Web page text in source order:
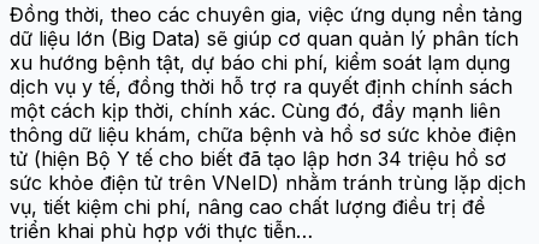
Đồng thời, theo các chuyên gia, việc ứng dụng nền tảng
dữ liệu lớn (Big Data) sẽ giúp cơ quan quản lý phân tích
xu hướng bệnh tật, dự báo chi phí, kiểm soát lạm dụng
dịch vụ y tế, đồng thời hỗ trợ ra quyết định chính sách
một cách kịp thời, chính xác. Cùng đó, đẩy mạnh liên
thông dữ liệu khám, chữa bệnh và hồ sơ sức khỏe điện
tử (hiện Bộ Y tế cho biết đã tạo lập hơn 34 triệu hồ sơ
sức khỏe điện tử trên VNeID) nhằm tránh trùng lặp dịch
vụ, tiết kiệm chi phí, nâng cao chất lượng điều trị để
triển khai phù hợp với thực tiễn…